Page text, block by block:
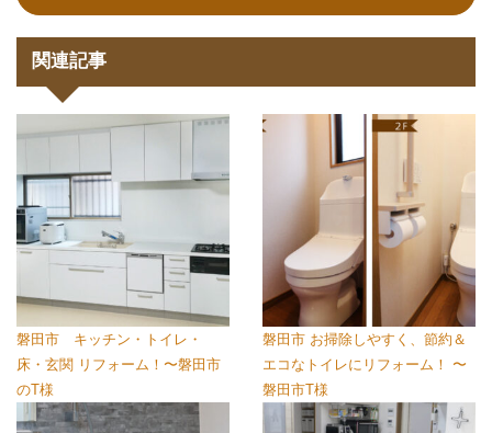
関連記事
磐田市 キッチン・トイレ・
床・玄関 リフォーム！〜磐田市
のT様
磐田市 お掃除しやすく、節約＆
エコなトイレにリフォーム！ 〜
磐田市T様